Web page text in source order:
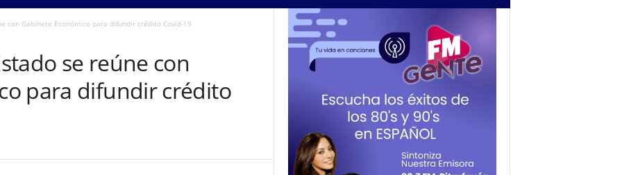
con Gabinete Económico para difundir crédito Covid-19
se reúne con
para difundir crédito